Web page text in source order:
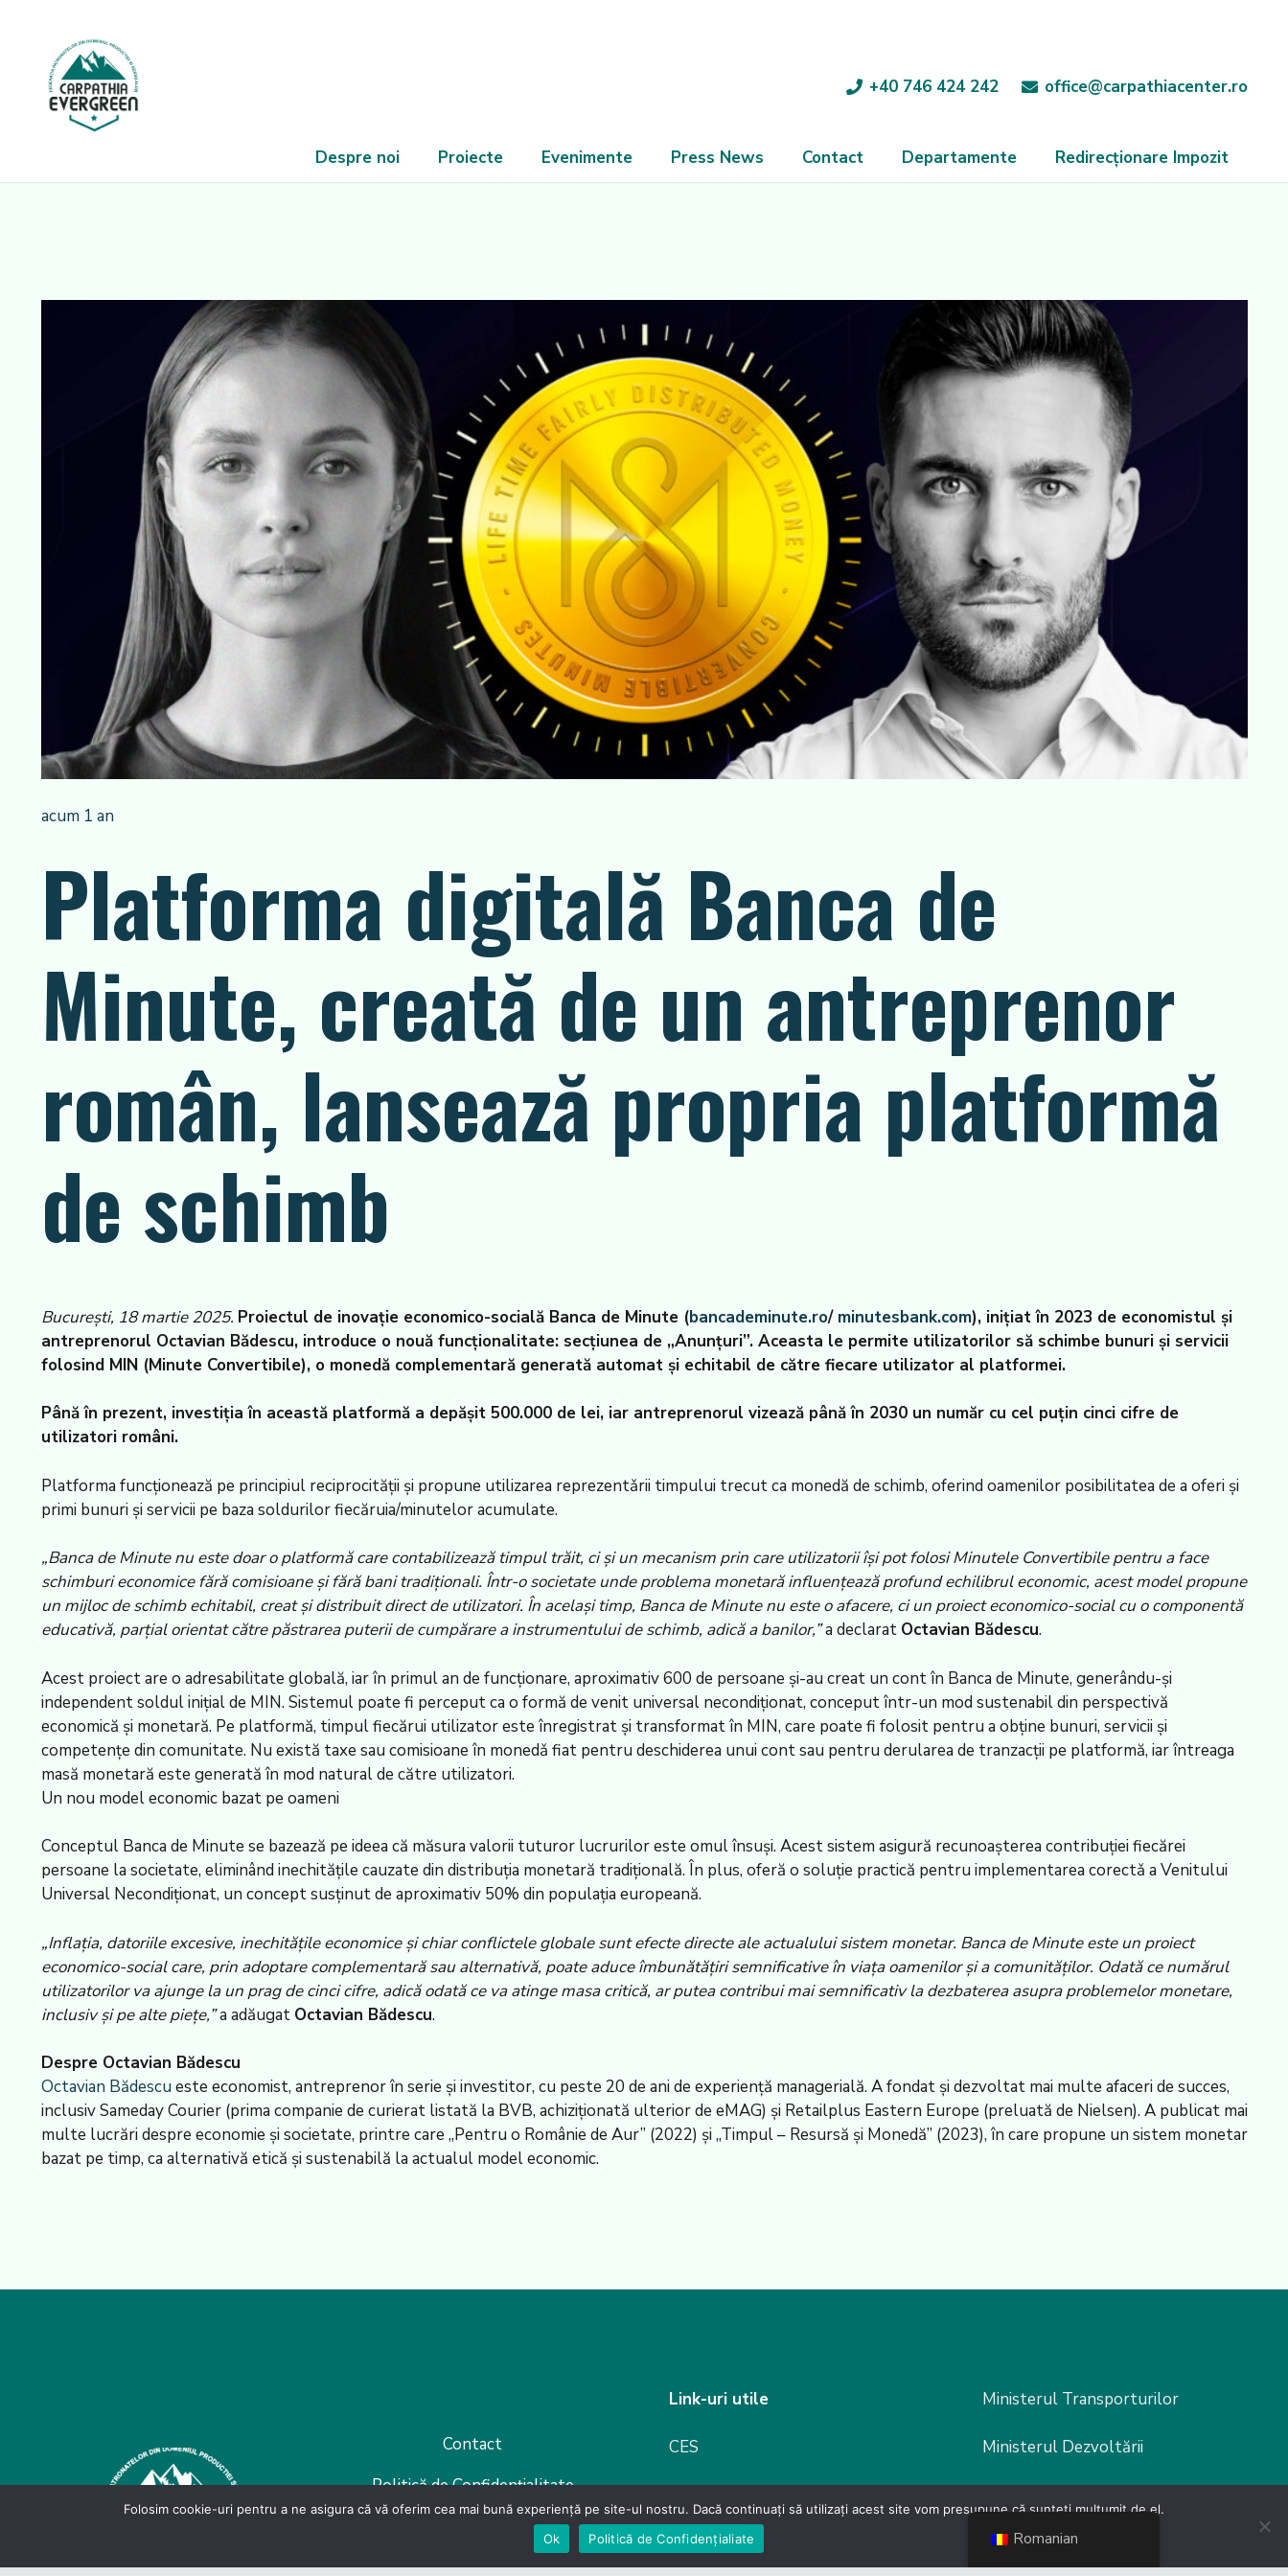
+40 746 424 242 office@carpathiacenter.ro
Despre noi Proiecte Evenimente Press News Contact Departamente Redirecționare Impozit
acum 1 an
Platforma digitală Banca de
Minute, creată de un antreprenor
român, lansează propria platformă
de schimb
București, 18 martie 2025. Proiectul de inovație economico-socială Banca de Minute (bancademinute.ro/ minutesbank.com), inițiat în 2023 de economistul și
antreprenorul Octavian Bădescu, introduce o nouă funcționalitate: secțiunea de „Anunțuri”. Aceasta le permite utilizatorilor să schimbe bunuri și servicii
folosind MIN (Minute Convertibile), o monedă complementară generată automat și echitabil de către fiecare utilizator al platformei.
Până în prezent, investiția în această platformă a depășit 500.000 de lei, iar antreprenorul vizează până în 2030 un număr cu cel puțin cinci cifre de
utilizatori români.
Platforma funcționează pe principiul reciprocității și propune utilizarea reprezentǎrii timpului trecut ca monedă de schimb, oferind oamenilor posibilitatea de a oferi și
primi bunuri şi servicii pe baza soldurilor fiecăruia/minutelor acumulate.
„Banca de Minute nu este doar o platformă care contabilizează timpul trăit, ci și un mecanism prin care utilizatorii își pot folosi Minutele Convertibile pentru a face
schimburi economice fără comisioane și fără bani tradiționali. Într-o societate unde problema monetară influențează profund echilibrul economic, acest model propune
un mijloc de schimb echitabil, creat și distribuit direct de utilizatori. În același timp, Banca de Minute nu este o afacere, ci un proiect economico-social cu o componentă
educativă, parțial orientat către păstrarea puterii de cumpărare a instrumentului de schimb, adică a banilor,”a declarat Octavian Bădescu.
Acest proiect are o adresabilitate globală, iar în primul an de funcționare, aproximativ 600 de persoane și-au creat un cont în Banca de Minute, generându-și
independent soldul inițial de MIN. Sistemul poate fi perceput ca o formă de venit universal necondiționat, conceput într-un mod sustenabil din perspectivă
economică și monetară. Pe platformă, timpul fiecărui utilizator este înregistrat și transformat în MIN, care poate fi folosit pentru a obține bunuri, servicii și
competențe din comunitate. Nu există taxe sau comisioane în monedǎ fiat pentru deschiderea unui cont sau pentru derularea de tranzacții pe platformă, iar întreaga
masă monetară este generată în mod natural de către utilizatori.
Un nou model economic bazat pe oameni
Conceptul Banca de Minute se bazează pe ideea că măsura valorii tuturor lucrurilor este omul însuși. Acest sistem asigură recunoașterea contribuției fiecărei
persoane la societate, eliminând inechitățile cauzate din distribuția monetară tradițională. În plus, oferă o soluție practică pentru implementarea corectǎ a Venitului
Universal Necondiționat, un concept susținut de aproximativ 50% din populația europeană.
„Inflația, datoriile excesive, inechitățile economice și chiar conflictele globale sunt efecte directe ale actualului sistem monetar. Banca de Minute este un proiect
economico-social care, prin adoptare complementară sau alternativă, poate aduce îmbunătățiri semnificative în viața oamenilor și a comunităților. Odată ce numărul
utilizatorilor va ajunge la un prag de cinci cifre, adică odată ce va atinge masa critică, ar putea contribui mai semnificativ la dezbaterea asupra problemelor monetare,
inclusiv și pe alte piețe,”a adăugat Octavian Bădescu.
Despre Octavian Bădescu
Octavian Bădescu este economist, antreprenor în serie și investitor, cu peste 20 de ani de experiență managerială. A fondat și dezvoltat mai multe afaceri de succes,
inclusiv Sameday Courier (prima companie de curierat listată la BVB, achiziționată ulterior de eMAG) și Retailplus Eastern Europe (preluată de Nielsen). A publicat mai
multe lucrări despre economie și societate, printre care „Pentru o Românie de Aur” (2022) și „Timpul – Resursă și Monedă” (2023), în care propune un sistem monetar
bazat pe timp, ca alternativă etică și sustenabilă la actualul model economic.
Contact
Politică de Confidențialitate
Link-uri utile
CES
Camera Deputaților
Ministerul Transporturilor
Ministerul Dezvoltării
MInisterul Muncii
Romanian
Folosim cookie-uri pentru a ne asigura că vă oferim cea mai bună experiență pe site-ul nostru. Dacă continuați să utilizați acest site vom presupune că sunteți mulțumit de el.
Ok
Politică de Confidențialiate